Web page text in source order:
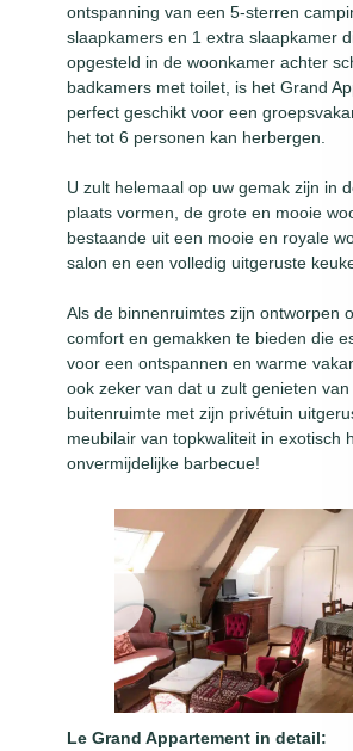
ontspanning van een 5-sterren
slaapkamers en 1 extra slaapkamer
opgesteld in de woonkamer achter
badkamers met toilet, is het Grand
perfect geschikt voor een
het tot 6 personen kan herbergen.
U zult helemaal op uw gemak zijn in
plaats vormen, de grote en mooie
bestaande uit een mooie en royale
salon en een volledig uitgeruste
Als de binnenruimtes zijn ontworpen
comfort en gemakken te bieden die
voor een ontspannen en warme
ook zeker van dat u zult genieten van
buitenruimte met zijn privétuin
meubilair van topkwaliteit in exotisch
onvermijdelijke barbecue!
Le Grand Appartement in detail: